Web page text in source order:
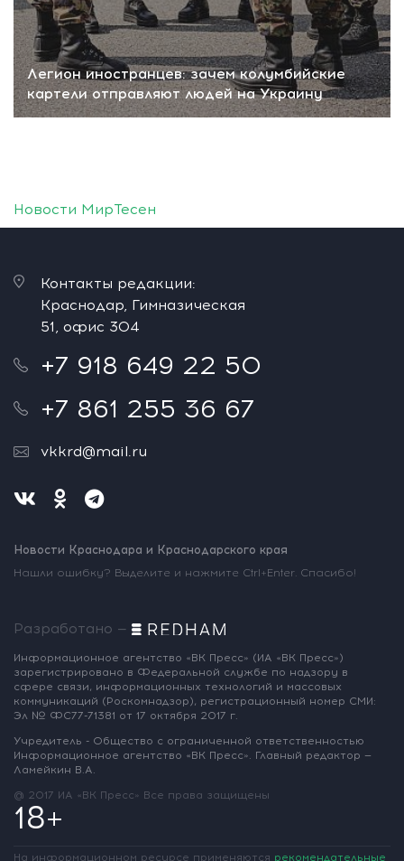
Легион иностранцев: зачем колумбийские
картели отправляют людей на Украину
Новости МирТесен
Контакты редакции:
Краснодар, Гимназическая
51, офис 304
+7 918 649 22 50
+7 861 255 36 67
vkkrd@mail.ru
Новости Краснодара и Краснодарского края
Нашли ошибку? Выделите и нажмите Ctrl+Enter. Спасибо!
Разработано —
Информационное агентство «ВК Пресс» (ИА «ВК Пресс»)
зарегистрировано в Федеральной службе по надзору в
сфере связи, информационных технологий и массовых
коммуникаций (Роскомнадзор), регистрационный номер СМИ:
Эл № ФС77-71381 от 17 октября 2017 г.
Учредитель - Общество с ограниченной ответственностью
Информационное агентство «ВК Пресс». Главный редактор —
Ламейкин В.А.
@ 2017 ИА «ВК Пресс» Все права защищены
18+
На информационном ресурсе применяются рекомендательные